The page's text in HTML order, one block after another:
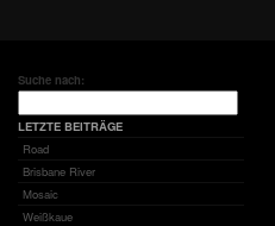
Suche nach:
LETZTE BEITRÄGE
Road
Brisbane River
Mosaic
Weißkaue